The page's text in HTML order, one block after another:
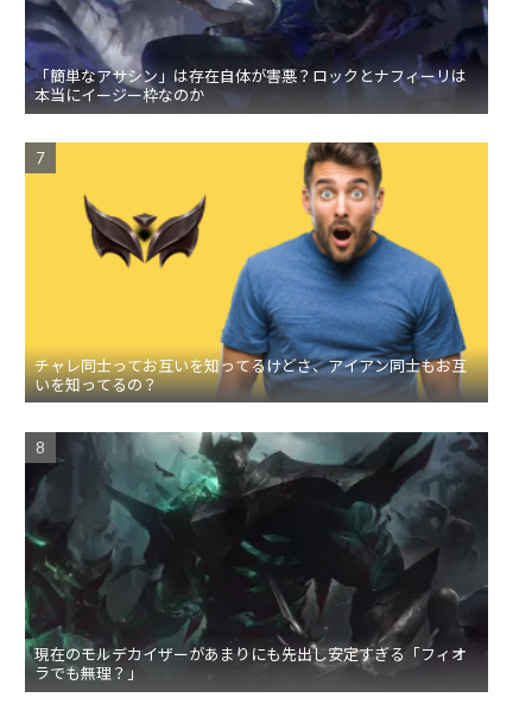
「簡単なアサシン」は存在自体が害悪？ロックとナフィーリは
本当にイージー枠なのか
チャレ同士ってお互いを知ってるけどさ、アイアン同士もお互
いを知ってるの？
現在のモルデカイザーがあまりにも先出し安定すぎる「フィオ
ラでも無理？」